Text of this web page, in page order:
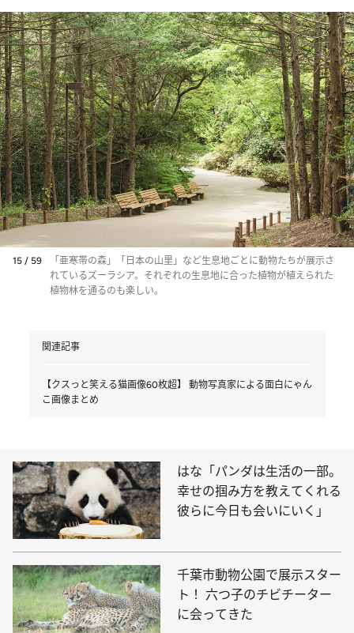
15 / 59
「亜寒帯の森」「日本の山里」など生息地ごとに動物たちが展示さ
れているズーラシア。それぞれの生息地に合った植物が植えられた
植物林を通るのも楽しい。
関連記事
【クスっと笑える猫画像60枚超】 動物写真家による面白にゃん
こ画像まとめ
はな「パンダは生活の一部。
幸せの掴み方を教えてくれる
彼らに今日も会いにいく」
千葉市動物公園で展示スター
ト！ 六つ子のチビチーター
に会ってきた